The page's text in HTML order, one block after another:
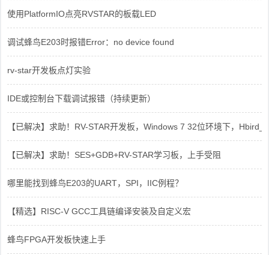
使用PlatformIO点亮RVSTAR的板载LED
调试蜂鸟E203时报错Error：no device found
rv-star开发板点灯实验
IDE或控制台下载调试报错（持续更新）
【已解决】求助！RV-STAR开发板，Windows 7 32位环境下，
【已解决】求助！SES+GDB+RV-STAR学习板，上手受阻
哪里能找到蜂鸟E203的UART，SPI，IIC例程？
【精选】RISC-V GCC工具链编译安装及自定义宏
蜂鸟FPGA开发板快速上手